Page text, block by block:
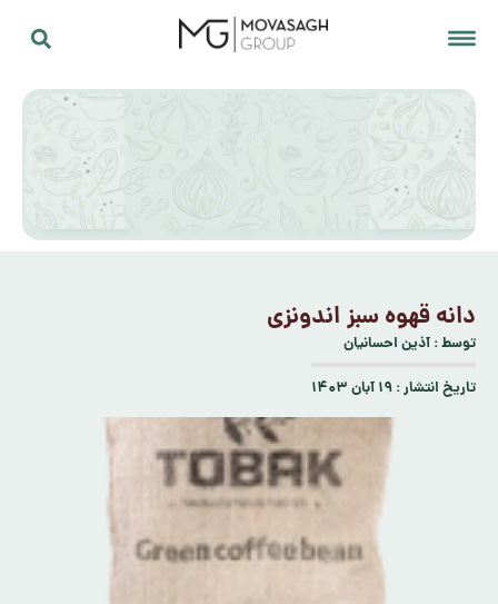
دانه قهوه سبز اندونزی
توسط :آذین احسانیان
تاریخ انتشار :۱۹ آبان ۱۴۰۳